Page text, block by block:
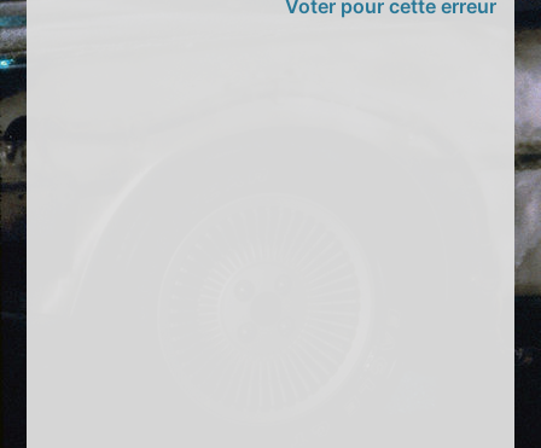
Voter pour cette erreur